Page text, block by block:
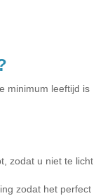
minimum leeftijd is
zodat u niet te licht
zodat het perfect